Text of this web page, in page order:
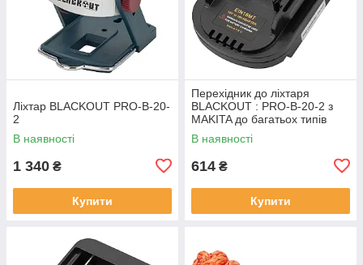
Лiхтар BLACKOUT PRO-B-20-
2
В наявності
1 340 ₴
Купити
Перехідник до лiхтаря
BLACKOUT : PRO-B-20-2 з
MAKITA до багатьох типiв
iнструменту
В наявності
614 ₴
Купити